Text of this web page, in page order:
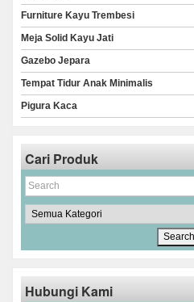
Furniture Kayu Trembesi
Meja Solid Kayu Jati
Gazebo Jepara
Tempat Tidur Anak Minimalis
Pigura Kaca
Cari Produk
Hubungi Kami